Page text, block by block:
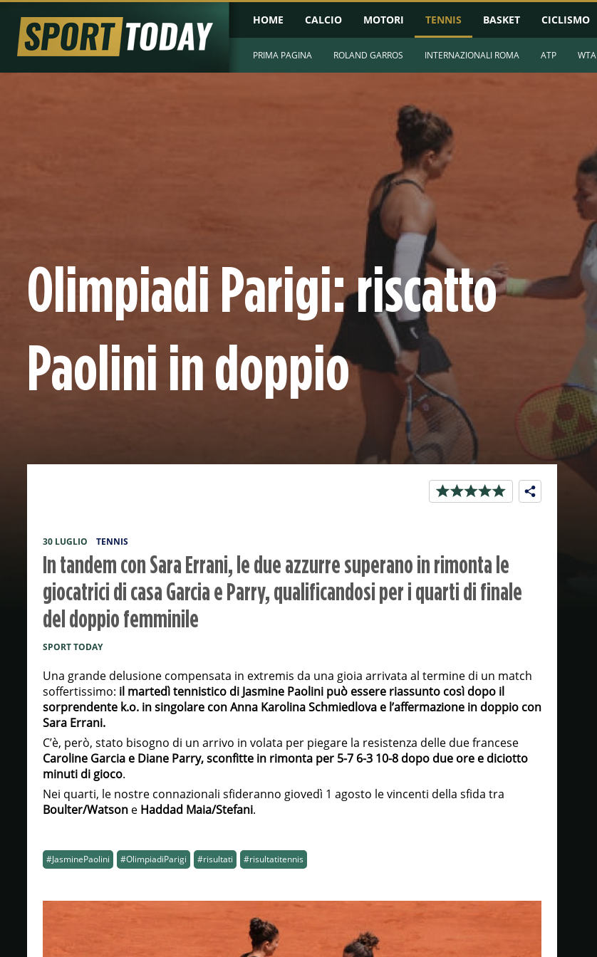
HOME CALCIO MOTORI TENNIS BASKET CICLISMO
PRIMA PAGINA ROLAND GARROS INTERNAZIONALI ROMA ATP WTA
Olimpiadi Parigi: riscatto
Paolini in doppio
30 LUGLIO TENNIS
In tandem con Sara Errani, le due azzurre superano in rimonta le
giocatrici di casa Garcia e Parry, qualificandosi per i quarti di finale
del doppio femminile
SPORT TODAY
Una grande delusione compensata in extremis da una gioia arrivata al termine di un match
soffertissimo: il martedì tennistico di Jasmine Paolini può essere riassunto così dopo il
sorprendente k.o. in singolare con Anna Karolina Schmiedlova e l’affermazione in doppio con
Sara Errani.
C’è, però, stato bisogno di un arrivo in volata per piegare la resistenza delle due francese
Caroline Garcia e Diane Parry, sconfitte in rimonta per 5-7 6-3 10-8 dopo due ore e diciotto
minuti di gioco.
Nei quarti, le nostre connazionali sfideranno giovedì 1 agosto le vincenti della sfida tra
Boulter/Watsone Haddad Maia/Stefani.
#JasminePaolini #OlimpiadiParigi #risultati #risultatitennis